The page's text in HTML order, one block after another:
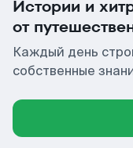
Истории и
от
Каждый день
собственные